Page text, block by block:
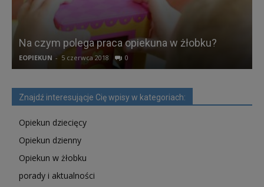
Na czym polega praca opiekuna w żłobku?
EOPIEKUN - 5 czerwca 2018 0
Znajdź interesującje Cię wpisy w kategoriach:
Opiekun dziecięcy
Opiekun dzienny
Opiekun w żłobku
porady i aktualności